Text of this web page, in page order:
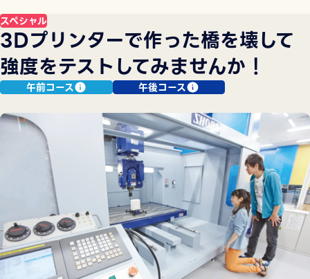
スペシャル
3Dプリンターで作った橋を壊して
強度をテストしてみませんか！
午前コース 午後コース